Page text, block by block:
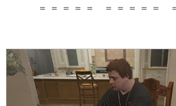
＝ ＝ ＝ ＝ ＝ ＝ ＝ ＝ ＝ ＝